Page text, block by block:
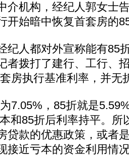
介机构，经纪人郭女士
开始暗中恢复首套房的
人都对外宣称能有85
者拨打了建行、工行、
房执行基准利率，并无
，85折就是
和85折后利率持平。所
贷款的优惠政策，或者
接近亏本的资金利用情